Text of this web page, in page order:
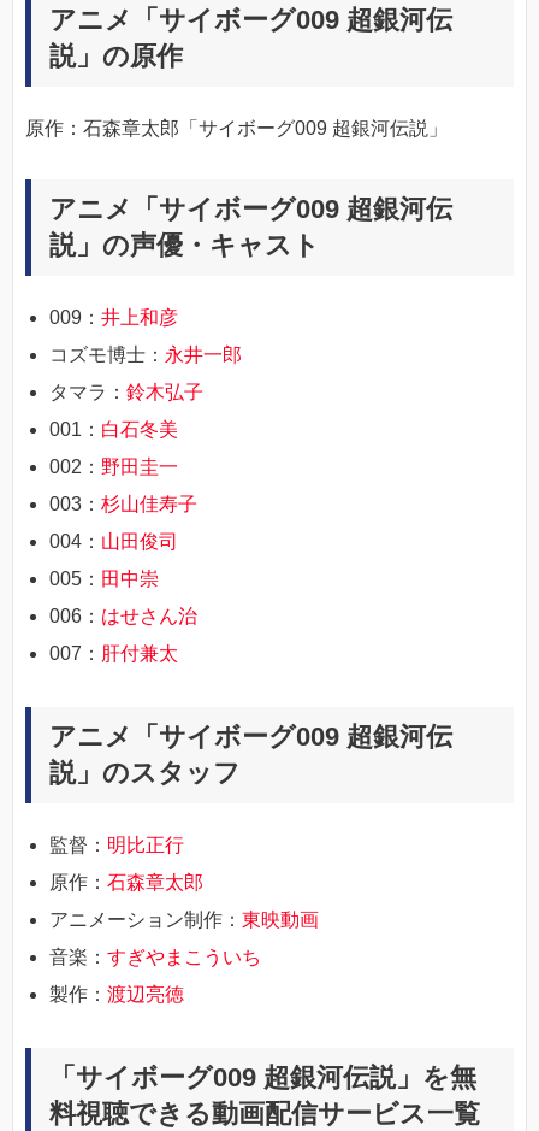
アニメ「サイボーグ009 超銀河伝
説」の原作
原作：石森章太郎「サイボーグ009 超銀河伝説」
アニメ「サイボーグ009 超銀河伝
説」の声優・キャスト
009： 井上和彦
コズモ博士： 永井一郎
タマラ： 鈴木弘子
001： 白石冬美
002： 野田圭一
003： 杉山佳寿子
004： 山田俊司
005： 田中崇
006： はせさん治
007： 肝付兼太
アニメ「サイボーグ009 超銀河伝
説」のスタッフ
監督： 明比正行
原作： 石森章太郎
アニメーション制作： 東映動画
音楽： すぎやまこういち
製作： 渡辺亮徳
「サイボーグ009 超銀河伝説」を無
料視聴できる動画配信サービス一覧